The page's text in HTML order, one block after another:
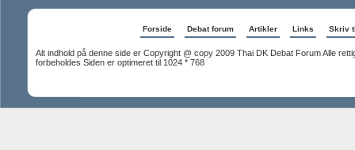
Forside Debat forum Artikler Links Skriv
Alt indhold på denne side er Copyright @ copy 2009 Thai DK Debat Forum Alle
forbeholdes Siden er optimeret til 1024 * 768